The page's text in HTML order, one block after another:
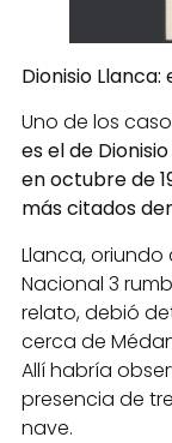
Dionisio
Uno de los
es el de
en octubre de
más citados
Llanca, oriundo
Nacional 3
relato, debió
cerca de
Allí habría
presencia de
nave.